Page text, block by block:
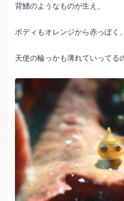
背鰭のようなものが生え、
ボディもオレンジから赤っぽく、
天使の輪っかも薄れていってる